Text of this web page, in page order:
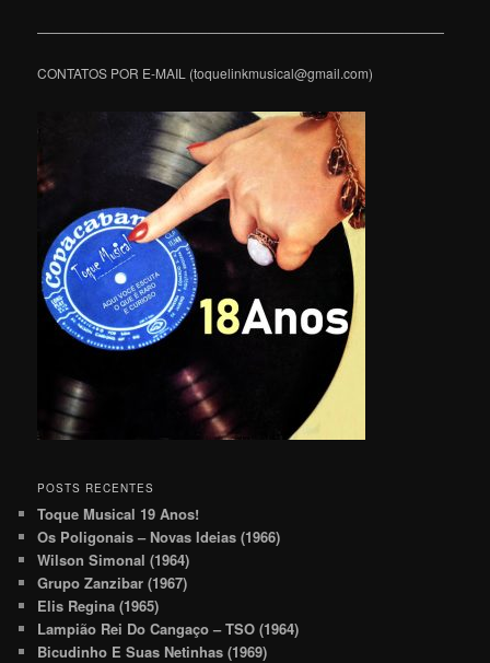
———————————————————————————————
CONTATOS POR E-MAIL (toquelinkmusical@gmail.com)
POSTS RECENTES
Toque Musical 19 Anos!
Os Poligonais – Novas Ideias (1966)
Wilson Simonal (1964)
Grupo Zanzibar (1967)
Elis Regina (1965)
Lampião Rei Do Cangaço – TSO (1964)
Bicudinho E Suas Netinhas (1969)